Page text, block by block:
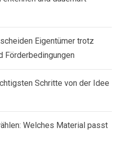
Eigentümer trotz
Förderbedingungen
Schritte von der Idee
Welches Material passt